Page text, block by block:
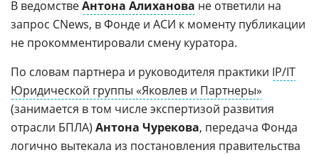
В ведомствеАнтона Алиханова не ответили на
запрос CNews, в Фонде и АСИ к моменту публикации
не прокомментировали смену куратора.
По словам партнера и руководителя практики IP/IT
Юридической группы «Яковлев и Партнеры»
(занимается в том числе экспертизой развития
отрасли БПЛА) Антона Чурекова, передача Фонда
логично вытекала из постановления правительства